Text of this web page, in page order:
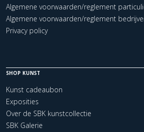
Algemene voorwaarden/reglement
Algemene voorwaarden/reglement
Privacy policy
SHOP KUNST
Kunst cadeaubon
Exposities
Over de SBK kunstcollectie
SBK Galerie